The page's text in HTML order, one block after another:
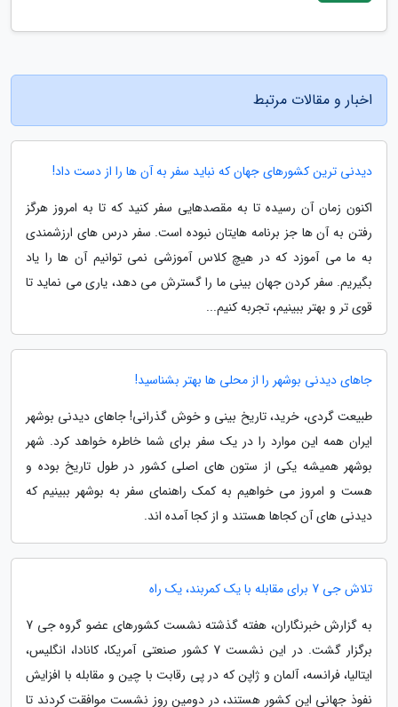
اخبار و مقالات مرتبط
دیدنی ترین کشورهای جهان که نباید سفر به آن ها را از دست داد!
اکنون زمان آن رسیده تا به مقصدهایی سفر کنید که تا به امروز هرگز
رفتن به آن ها جز برنامه هایتان نبوده است. سفر درس های ارزشمندی
به ما می آموزد که در هیچ کلاس آموزشی نمی توانیم آن ها را یاد
بگیریم. سفر کردن جهان بینی ما را گسترش می دهد، یاری می نماید تا
قوی تر و بهتر ببینیم، تجربه کنیم...
جاهای دیدنی بوشهر را از محلی ها بهتر بشناسید!
طبیعت گردی، خرید، تاریخ بینی و خوش گذرانی! جاهای دیدنی بوشهر
ایران همه این موارد را در یک سفر برای شما خاطره خواهد کرد. شهر
بوشهر همیشه یکی از ستون های اصلی کشور در طول تاریخ بوده و
هست و امروز می خواهیم به کمک راهنمای سفر به بوشهر ببینیم که
دیدنی های آن کجاها هستند و از کجا آمده اند.
تلاش جی 7 برای مقابله با یک کمربند، یک راه
به گزارش خبرنگاران، هفته گذشته نشست کشورهای عضو گروه جی 7
برگزار گشت. در این نشست 7 کشور صنعتی آمریکا، کانادا، انگلیس،
ایتالیا، فرانسه، آلمان و ژاپن که در پی رقابت با چین و مقابله با افزایش
نفوذ جهانی این کشور هستند، در دومین روز نشست موافقت کردند تا